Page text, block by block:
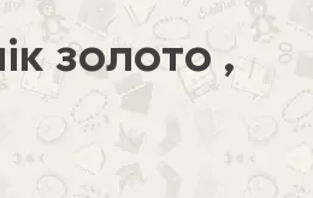
золото ,